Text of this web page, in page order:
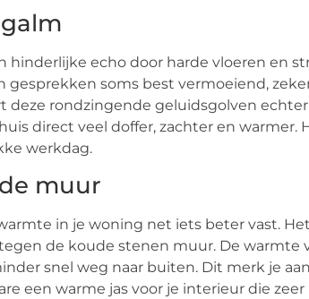
hinderlijke echo door harde vloeren en
soms best vermoeiend,
deze rondzingende geluidsgolven
direct veel doffer, zachter en warmer.
werkdag.
muur
in je woning net iets beter vast.
de koude stenen muur. De warmte
snel weg naar buiten. Dit merk je
een warme jas voor je interieur die